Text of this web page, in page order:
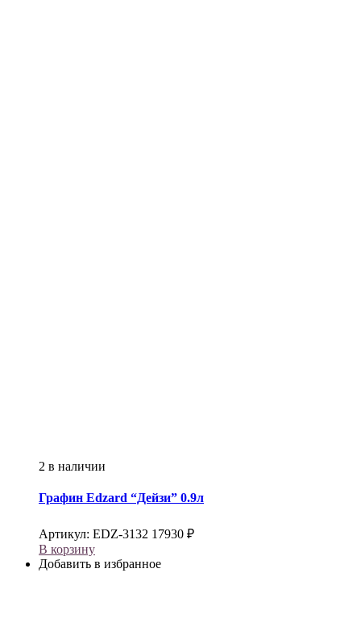
2 в наличии
Графин Edzard “Дейзи” 0.9л
Артикул: EDZ-3132 17930 ₽
В корзину
Добавить в избранное